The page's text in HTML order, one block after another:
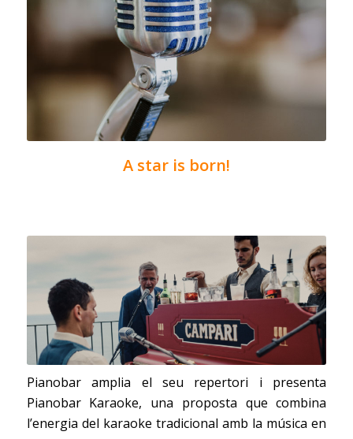
A star is born!
Pianobar amplia el seu repertori i presenta
Pianobar Karaoke, una proposta que combina
l’energia del karaoke tradicional amb la música en